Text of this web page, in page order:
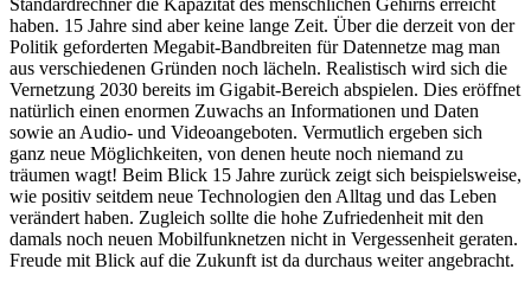
haben. 15 Jahre sind aber keine lange Zeit. Über die derzeit von der
Politik geforderten Megabit-Bandbreiten für Datennetze mag man
aus verschiedenen Gründen noch lächeln. Realistisch wird sich die
Vernetzung 2030 bereits im Gigabit-Bereich abspielen. Dies eröffnet
natürlich einen enormen Zuwachs an Informationen und Daten
sowie an Audio- und Videoangeboten. Vermutlich ergeben sich
ganz neue Möglichkeiten, von denen heute noch niemand zu
träumen wagt! Beim Blick 15 Jahre zurück zeigt sich beispielsweise,
wie positiv seitdem neue Technologien den Alltag und das Leben
verändert haben. Zugleich sollte die hohe Zufriedenheit mit den
damals noch neuen Mobilfunknetzen nicht in Vergessenheit geraten.
Freude mit Blick auf die Zukunft ist da durchaus weiter angebracht.